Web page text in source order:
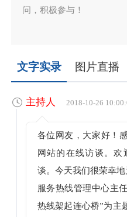
问，积极参与！
文字实录 图片直播
主持人 2018-10-26
各位网友，大家好！
网站的在线访谈。欢
谈。今天我们很荣幸
服务热线管理中心主
热线架起连心桥”为主